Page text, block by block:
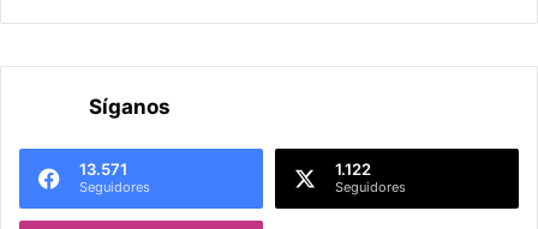
Síganos
13.571
Seguidores
1.122
Seguidores